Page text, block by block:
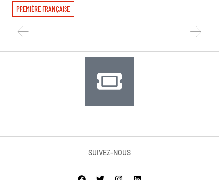
PREMIÈRE FRANÇAISE
SUIVEZ-NOUS